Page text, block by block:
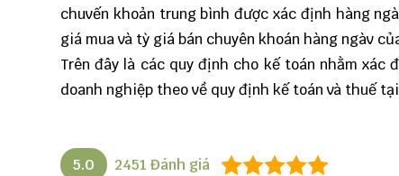
chuvến khoản trung bình được xác định hàng
giá mua và tỳ giá bán chuyên khoán hàng ngàv
Trên đây là các quy định cho kế toán nhằm
doanh nghiệp theo về quy định kế toán và thuế
5.0 2451 Đánh giá